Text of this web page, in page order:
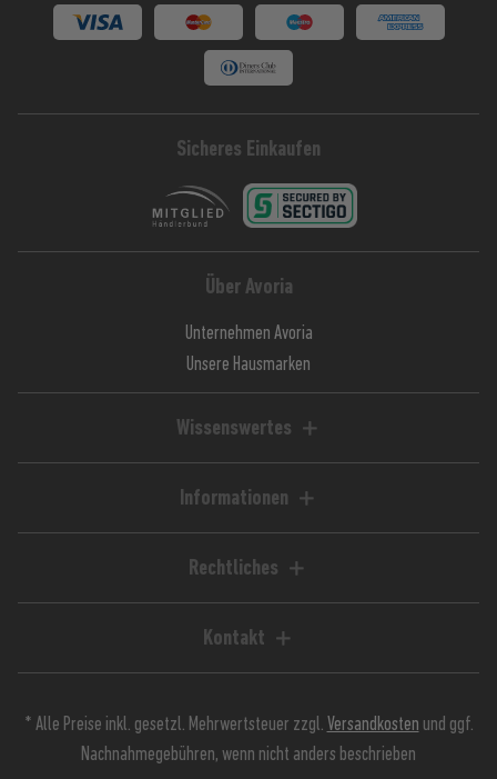
Sicheres Einkaufen
Über Avoria
Unternehmen Avoria
Unsere Hausmarken
Wissenswertes
Magazin / Blog
Informationen
Kundenkonto
Lieferzeiten
Jugendschutz
Rechtliches
AGB
Datenschutz
Kundeninfos
Kontakt
Avoria GmbH
90574 Roßtal
* Alle Preise inkl. gesetzl. Mehrwertsteuer zzgl. Versandkosten und ggf.
Nachnahmegebühren, wenn nicht anders beschrieben